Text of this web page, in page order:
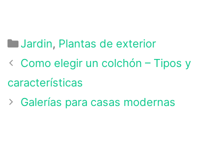
Categorías
Jardin, Plantas de exterior
Como elegir un colchón – Tipos y
características
Galerías para casas modernas